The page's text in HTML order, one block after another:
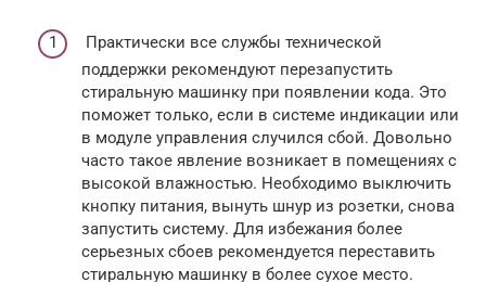
Практически все службы технической
поддержки рекомендуют перезапустить
стиральную машинку при появлении кода. Это
поможет только, если в системе индикации или
в модуле управления случился сбой. Довольно
часто такое явление возникает в помещениях с
высокой влажностью. Необходимо выключить
кнопку питания, вынуть шнур из розетки, снова
запустить систему. Для избежания более
серьезных сбоев рекомендуется переставить
стиральную машинку в более сухое место.